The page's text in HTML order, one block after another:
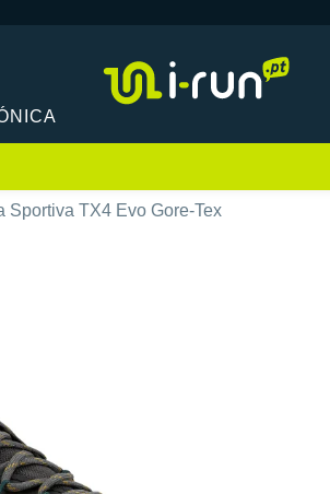
Sportiva TX4 Evo Gore-Tex